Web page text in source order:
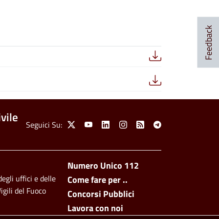
Feedback
Social Menu
Seguici Su: X YoutubeLinkedinInstagram
Feed Telegram
Footer side
Numero Unico 112
Come fare per ..
Concorsi Pubblici
Lavora con noi
uffici e delle
del Fuoco